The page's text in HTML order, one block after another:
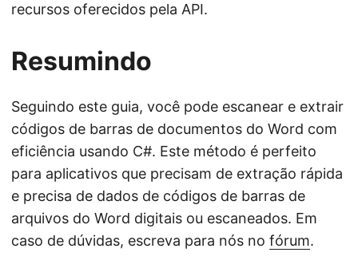
recursos oferecidos pela API.
Resumindo
Seguindo este guia, você pode escanear e extrair
códigos de barras de documentos do Word com
eficiência usando C#. Este método é perfeito
para aplicativos que precisam de extração rápida
e precisa de dados de códigos de barras de
arquivos do Word digitais ou escaneados. Em
caso de dúvidas, escreva para nós no fórum.